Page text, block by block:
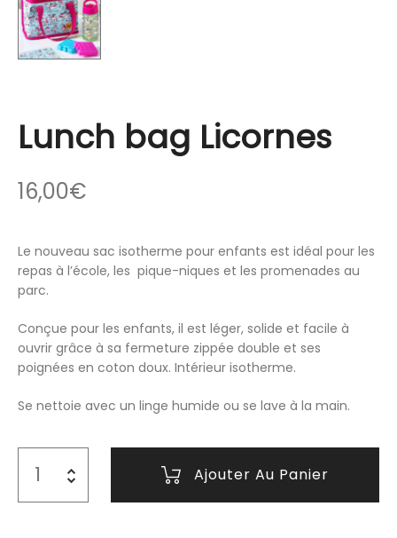
Lunch bag Licornes
16,00€
Le nouveau sac isotherme pour enfants est idéal pour les
repas à l’école, les pique-niques et les promenades au
parc.
Conçue pour les enfants, il est léger, solide et facile à
ouvrir grâce à sa fermeture zippée double et ses
poignées en coton doux. Intérieur isotherme.
Se nettoie avec un linge humide ou se lave à la main.
Ajouter Au Panier